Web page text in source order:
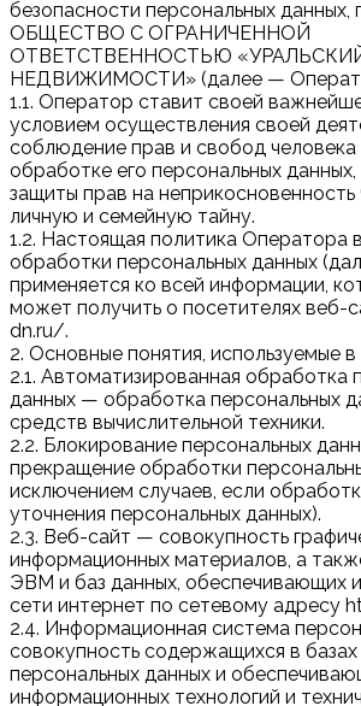
безопасности персональных
ОБЩЕСТВО С ОГРАНИЧЕННОЙ
ОТВЕТСТВЕННОСТЬЮ
НЕДВИЖИМОСТИ» (далее —
1.1. Оператор ставит своей
условием осуществления своей
соблюдение прав и свобод
обработке его персональных
защиты прав на неприкосновенность
личную и семейную тайну.
1.2. Настоящая политика Оператора
обработки персональных данных
применяется ко всей информации,
может получить о посетителях веб-
dn.ru/.
2. Основные понятия, используемые
2.1. Автоматизированная обработка
данных — обработка персональных
средств вычислительной техники.
2.2. Блокирование персональных
прекращение обработки
исключением случаев, если
уточнения персональных данных).
2.3. Веб-сайт — совокупность
информационных материалов, а
ЭВМ и баз данных, обеспечивающих
сети интернет по сетевому адресу
2.4. Информационная система
совокупность содержащихся в
персональных данных и
информационных технологий и